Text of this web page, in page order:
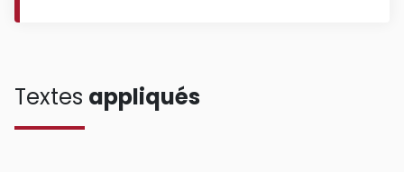
Textes appliqués